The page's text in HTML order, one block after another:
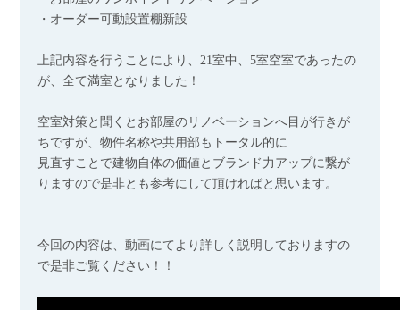
・オーダー可動設置棚新設
上記内容を行うことにより、21室中、5室空室であったの
が、全て満室となりました！
空室対策と聞くとお部屋のリノベーションへ目が行きが
ちですが、物件名称や共用部もトータル的に
見直すことで建物自体の価値とブランド力アップに繋が
りますので是非とも参考にして頂ければと思います。
今回の内容は、動画にてより詳しく説明しておりますの
で是非ご覧ください！！